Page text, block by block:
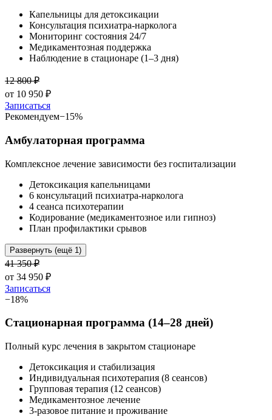
Капельницы для детоксикации
Консультация психиатра-нарколога
Мониторинг состояния 24/7
Медикаментозная поддержка
Наблюдение в стационаре (1–3 дня)
12 800₽
от 10 950 ₽
Записаться
Рекомендуем−15%
Амбулаторная программа
Комплексное лечение зависимости без госпитализации
Детоксикация капельницами
6 консультаций психиатра-нарколога
4 сеанса психотерапии
Кодирование (медикаментозное или гипноз)
План профилактики срывов
Развернуть (ещё 1)
41 350₽
от 34 950 ₽
Записаться
−18%
Стационарная программа (14–28 дней)
Полный курс лечения в закрытом стационаре
Детоксикация и стабилизация
Индивидуальная психотерапия (8 сеансов)
Групповая терапия (12 сеансов)
Медикаментозное лечение
3-разовое питание и проживание